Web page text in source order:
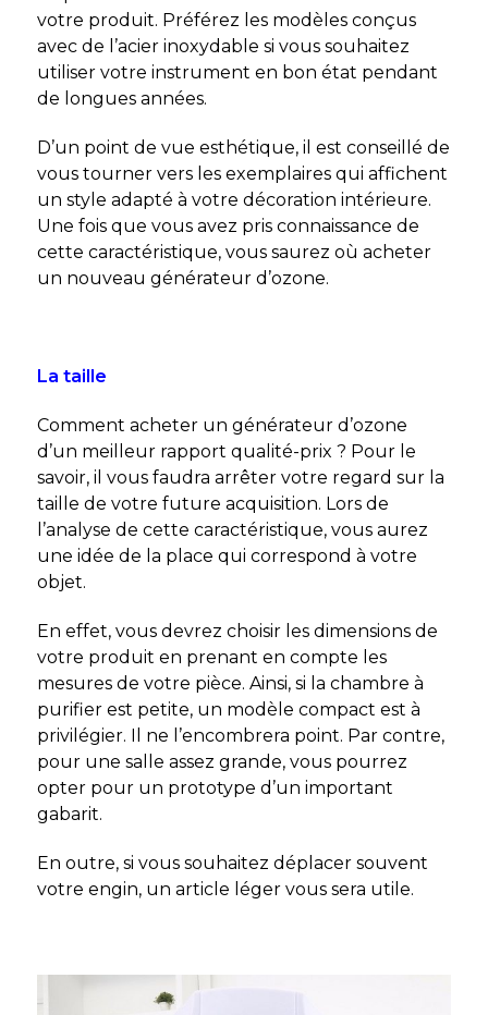
votre produit. Préférez les modèles conçus
avec de l’acier inoxydable si vous souhaitez
utiliser votre instrument en bon état pendant
de longues années.
D’un point de vue esthétique, il est conseillé de
vous tourner vers les exemplaires qui affichent
un style adapté à votre décoration intérieure.
Une fois que vous avez pris connaissance de
cette caractéristique, vous saurez où acheter
un nouveau générateur d’ozone.
La taille
Comment acheter un générateur d’ozone
d’un meilleur rapport qualité-prix ? Pour le
savoir, il vous faudra arrêter votre regard sur la
taille de votre future acquisition. Lors de
l’analyse de cette caractéristique, vous aurez
une idée de la place qui correspond à votre
objet.
En effet, vous devrez choisir les dimensions de
votre produit en prenant en compte les
mesures de votre pièce. Ainsi, si la chambre à
purifier est petite, un modèle compact est à
privilégier. Il ne l’encombrera point. Par contre,
pour une salle assez grande, vous pourrez
opter pour un prototype d’un important
gabarit.
En outre, si vous souhaitez déplacer souvent
votre engin, un article léger vous sera utile.